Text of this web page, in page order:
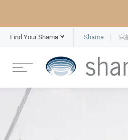
Find Your Shama Shama 官